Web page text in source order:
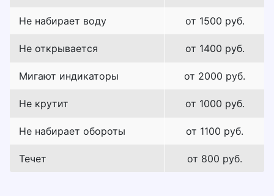
Не набирает воду от 1500 руб.
Не открывается от 1400 руб.
Мигают индикаторы от 2000 руб.
Не крутит от 1000 руб.
Не набирает обороты от 1100 руб.
Течет от 800 руб.